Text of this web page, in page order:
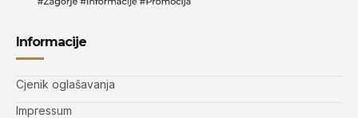
Informacije
Cjenik oglašavanja
Impressum